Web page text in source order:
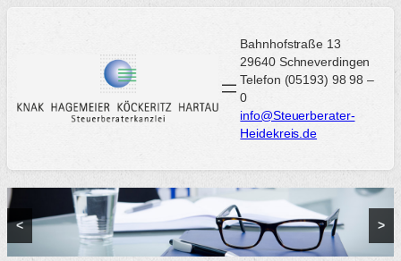
Bahnhofstraße 13
29640 Schneverdingen
Telefon (05193) 98 98 –
0
info@Steuerberater-
Heidekreis.de
< >